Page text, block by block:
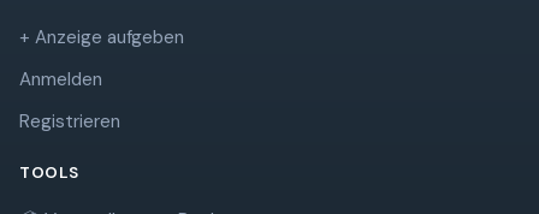
+ Anzeige aufgeben
Anmelden
Registrieren
TOOLS